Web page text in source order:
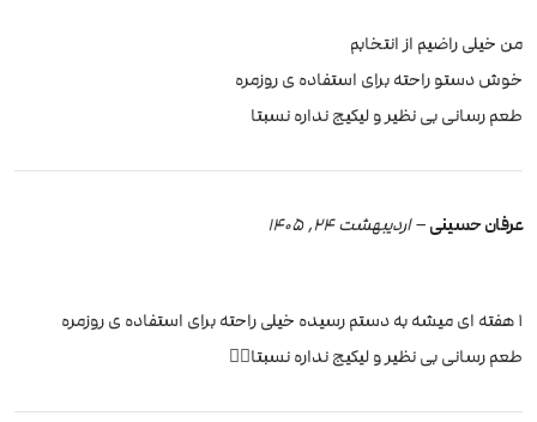
من خیلی راضیم از انتخابم
خوش دستو راحته برای استفاده ی روزمره
طعم رسانی بی نظیر و لیکیج نداره نسبتا
عرفان حسینی– اردیبهشت 24, 1405
۱ هفته ای میشه به دستم رسیده خیلی راحته برای استفاده ی روزمره
طعم رسانی بی نظیر و لیکیج نداره نسبتا👌🏽